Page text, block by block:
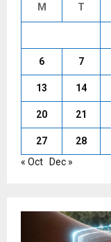
M T
6 7
13 14
20 21
27 28
« Oct
Dec »